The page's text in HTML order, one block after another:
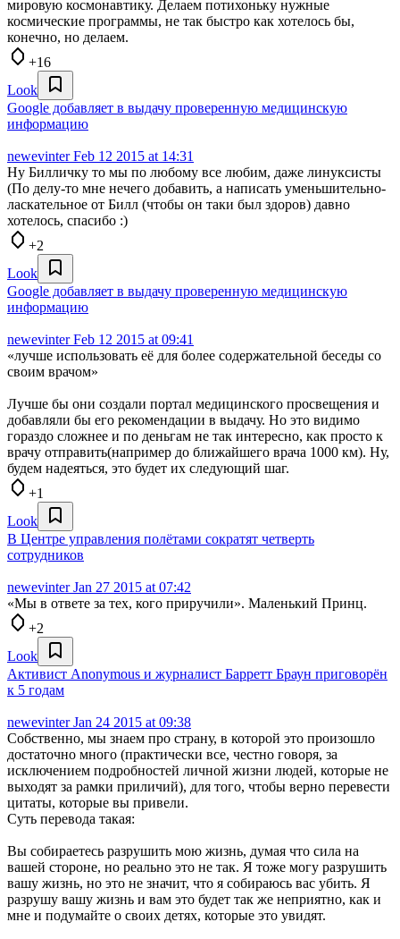
мировую космонавтику. Делаем потихоньку нужные
космические программы, не так быстро как хотелось бы,
конечно, но делаем.
+16
Look
Google добавляет в выдачу проверенную медицинскую
информацию
newevinterFeb 12 2015 at 14:31
Ну Билличку то мы по любому все любим, даже линуксисты
(По делу-то мне нечего добавить, а написать уменьшительно-
ласкательное от Билл (чтобы он таки был здоров) давно
хотелось, спасибо :)
+2
Look
Google добавляет в выдачу проверенную медицинскую
информацию
newevinterFeb 12 2015 at 09:41
«лучше использовать её для более содержательной беседы со
своим врачом»
Лучше бы они создали портал медицинского просвещения и
добавляли бы его рекомендации в выдачу. Но это видимо
гораздо сложнее и по деньгам не так интересно, как просто к
врачу отправить(например до ближайшего врача 1000 км). Ну,
будем надеяться, это будет их следующий шаг.
+1
Look
В Центре управления полётами сократят четверть
сотрудников
newevinterJan 27 2015 at 07:42
«Мы в ответе за тех, кого приручили». Маленький Принц.
+2
Look
Активист Anonymous и журналист Барретт Браун приговорён
к 5 годам
newevinterJan 24 2015 at 09:38
Собственно, мы знаем про страну, в которой это произошло
достаточно много (практически все, честно говоря, за
исключением подробностей личной жизни людей, которые не
выходят за рамки приличий), для того, чтобы верно перевести
цитаты, которые вы привели.
Суть перевода такая:
Вы собираетесь разрушить мою жизнь, думая что сила на
вашей стороне, но реально это не так. Я тоже могу разрушить
вашу жизнь, но это не значит, что я собираюсь вас убить. Я
разрушу вашу жизнь и вам это будет так же неприятно, как и
мне и подумайте о своих детях, которые это увидят.